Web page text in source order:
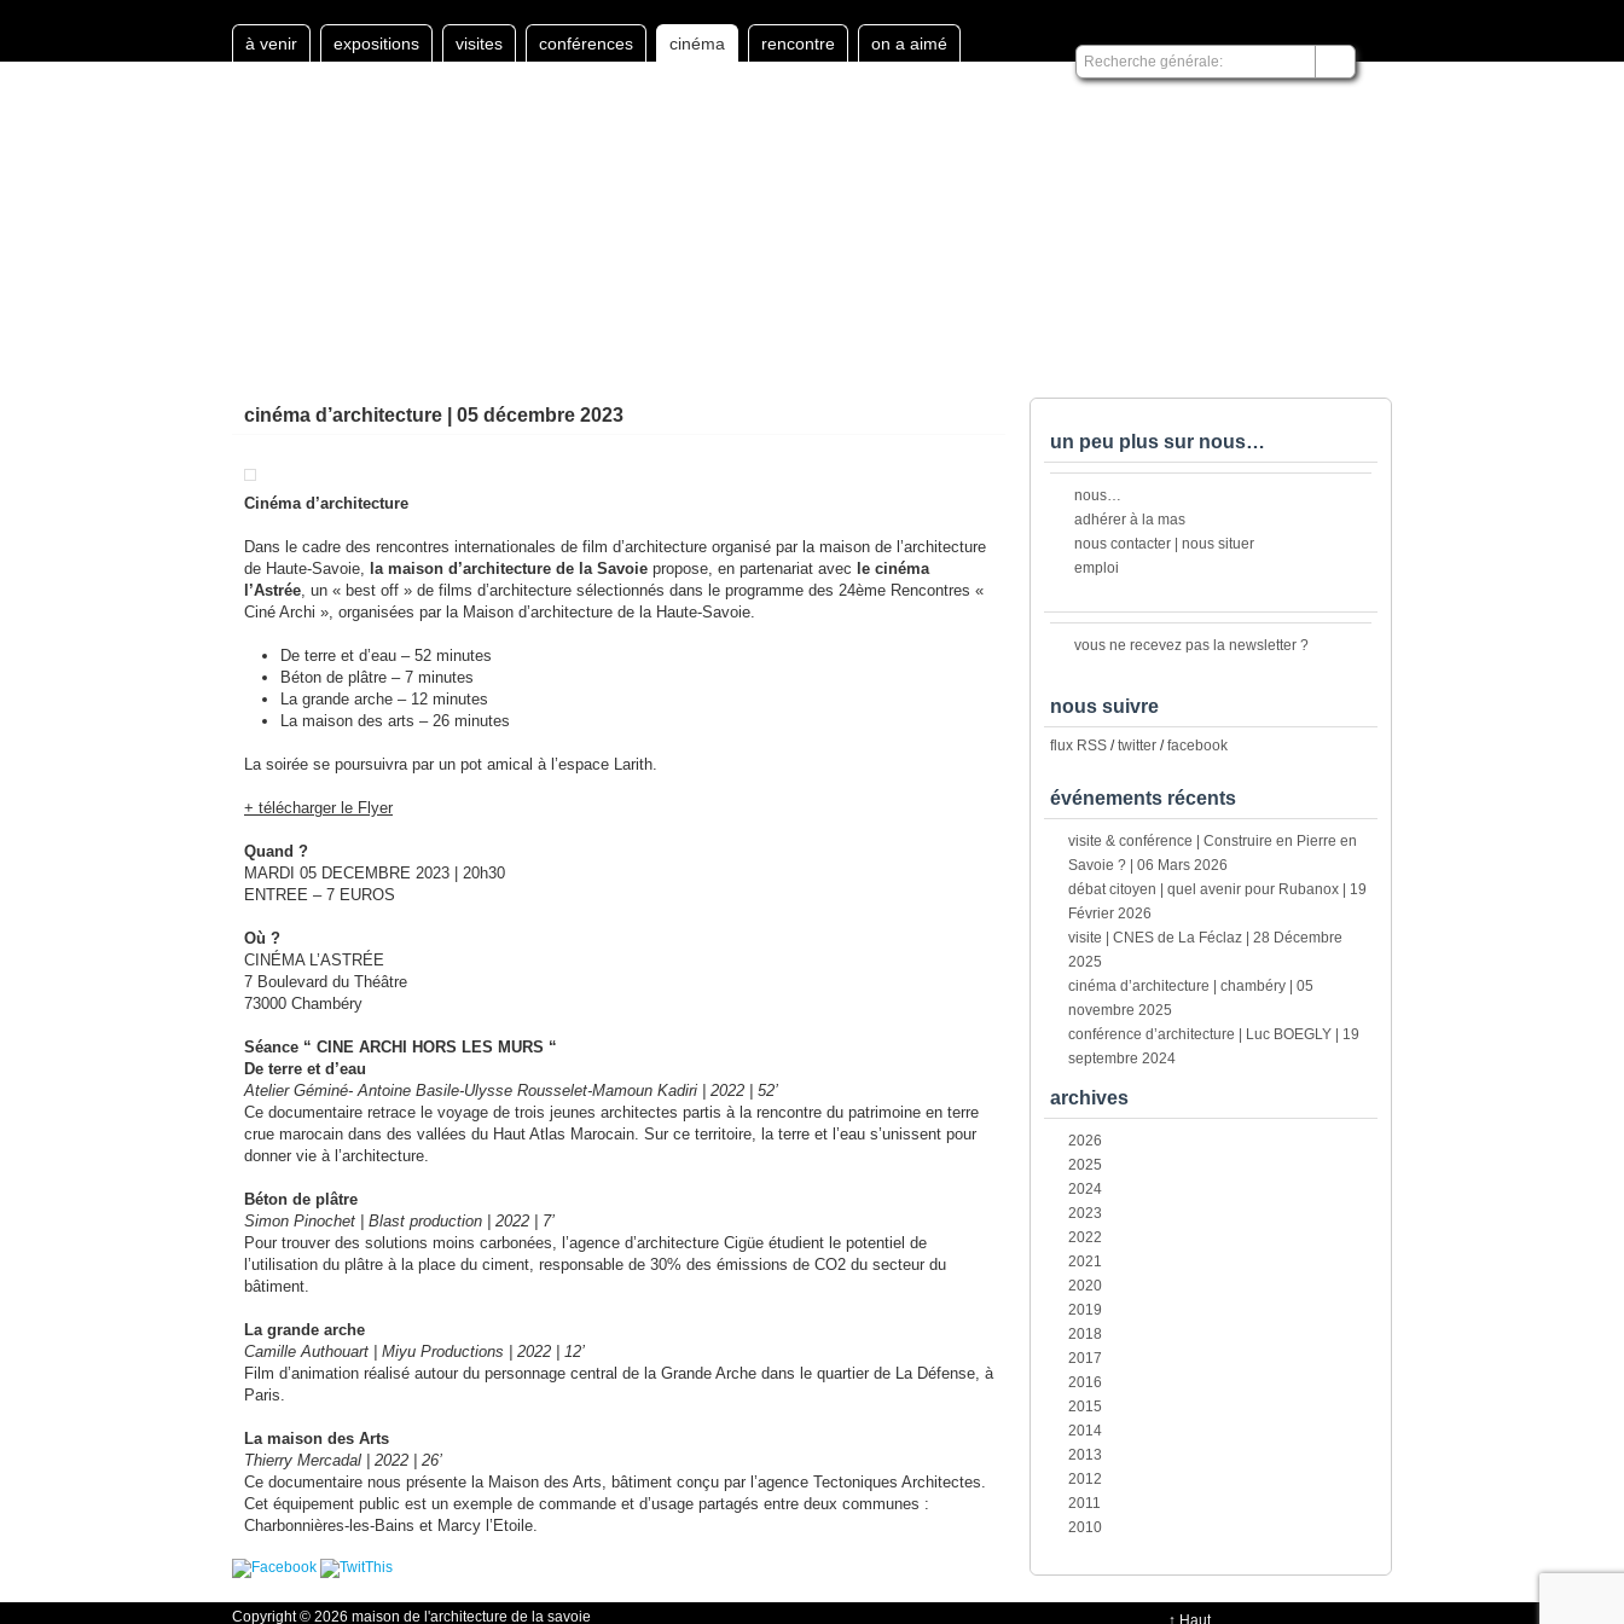
à venir expositions visites conférences cinéma rencontre on a aimé
cinéma d’architecture | 05 décembre 2023
Cinéma d’architecture
Dans le cadre des rencontres internationales de film d’architecture organisé par la maison de l’architecture
de Haute-Savoie, la maison d’architecture de la Savoie propose, en partenariat avec le cinéma
l’Astrée, un « best off » de films d’architecture sélectionnés dans le programme des 24ème Rencontres «
Ciné Archi », organisées par la Maison d’architecture de la Haute-Savoie.
De terre et d’eau – 52 minutes
Béton de plâtre – 7 minutes
La grande arche – 12 minutes
La maison des arts – 26 minutes
La soirée se poursuivra par un pot amical à l’espace Larith.
+ télécharger le Flyer
Quand ?
MARDI 05 DECEMBRE 2023 | 20h30
ENTREE – 7 EUROS
Où ?
CINÉMA L’ASTRÉE
7 Boulevard du Théâtre
73000 Chambéry
Séance “ CINE ARCHI HORS LES MURS “
De terre et d’eau
Atelier Géminé- Antoine Basile-Ulysse Rousselet-Ma­moun Kadiri | 2022 | 52’
Ce documentaire retrace le voyage de trois jeunes architectes partis à la rencontre du patrimoine en terre
crue marocain dans des vallées du Haut Atlas Maro­cain. Sur ce territoire, la terre et l’eau s’unissent pour
donner vie à l’architecture.
Béton de plâtre
Simon Pinochet | Blast production | 2022 | 7’
Pour trouver des solutions moins carbonées, l’agence d’architecture Cigüe étudient le potentiel de
l’utilisation du plâtre à la place du ciment, responsable de 30% des émissions de CO2 du secteur du
bâtiment.
La grande arche
Camille Authouart | Miyu Productions | 2022 | 12’
Film d’animation réalisé autour du personnage central de la Grande Arche dans le quartier de La Défense, à
Paris.
La maison des Arts
Thierry Mercadal | 2022 | 26’
Ce documentaire nous présente la Maison des Arts, bâtiment conçu par l’agence Tectoniques Architectes.
Cet équipement public est un exemple de commande et d’usage partagés entre deux communes :
Charbon­nières-les-Bains et Marcy l’Etoile.
un peu plus sur nous…
nous…
adhérer à la mas
nous contacter | nous situer
emploi
vous ne recevez pas la newsletter ?
nous suivre
flux RSS /twitter /facebook
événements récents
visite & conférence | Construire en Pierre en
Savoie ? | 06 Mars 2026
débat citoyen | quel avenir pour Rubanox | 19
Février 2026
visite | CNES de La Féclaz | 28 Décembre
2025
cinéma d’architecture | chambéry | 05
novembre 2025
conférence d’architecture | Luc BOEGLY | 19
septembre 2024
archives
2026
2025
2024
2023
2022
2021
2020
2019
2018
2017
2016
2015
2014
2013
2012
2011
2010
Copyright © 2026 maison de l'architecture de la savoie ↑ Haut